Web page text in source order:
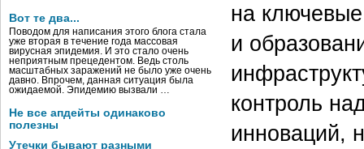
Вот те два...
Поводом для написания этого блога стала
уже вторая в течение года массовая
вирусная эпидемия. И это стало очень
неприятным прецедентом. Ведь столь
масштабных заражений не было уже очень
давно. Впрочем, данная ситуация была
ожидаемой. Эпидемию вызвали …
Не все апдейты одинаково
полезны
Утечки бывают разными
на
и
контроль
инноваций,